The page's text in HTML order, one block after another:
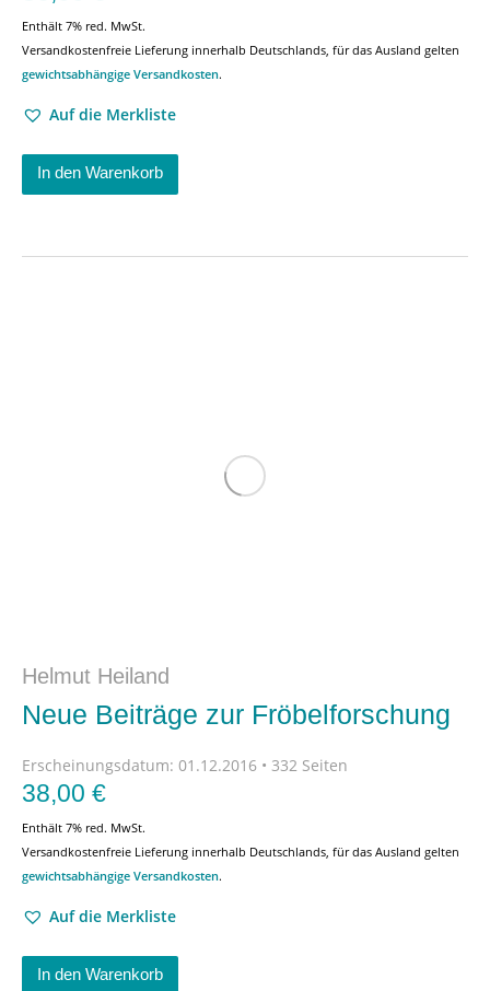
Enthält 7% red. MwSt.
Versandkostenfreie Lieferung innerhalb Deutschlands, für das Ausland gelten
gewichtsabhängige Versandkosten.
Auf die Merkliste
In den Warenkorb
Helmut Heiland
Neue Beiträge zur Fröbelforschung
Erscheinungsdatum: 01.12.2016 • 332 Seiten
38,00 €
Enthält 7% red. MwSt.
Versandkostenfreie Lieferung innerhalb Deutschlands, für das Ausland gelten
gewichtsabhängige Versandkosten.
Auf die Merkliste
In den Warenkorb